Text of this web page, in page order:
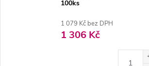
100ks
1 079 Kč bez DPH
1 306 Kč